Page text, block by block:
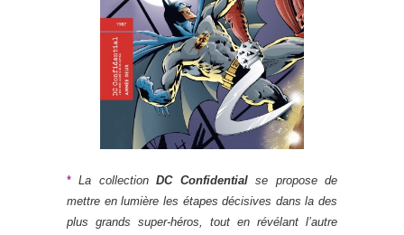
* La collectionDC Confidentialse propose de
mettre en lumière les étapes décisives dans la des
plus grands super-héros, tout en révélant l’autre